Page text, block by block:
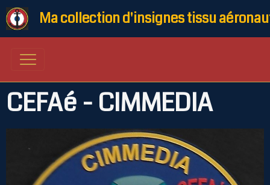
Ma collection d'insignes tissu
CEFAé - CIMMEDIA